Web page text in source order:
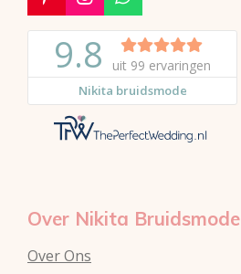
i
n
e
e
n
s
t
a
g
r
a
m
h
a
t
s
A
p
Over Nikita Bruidsmode
Over Ons